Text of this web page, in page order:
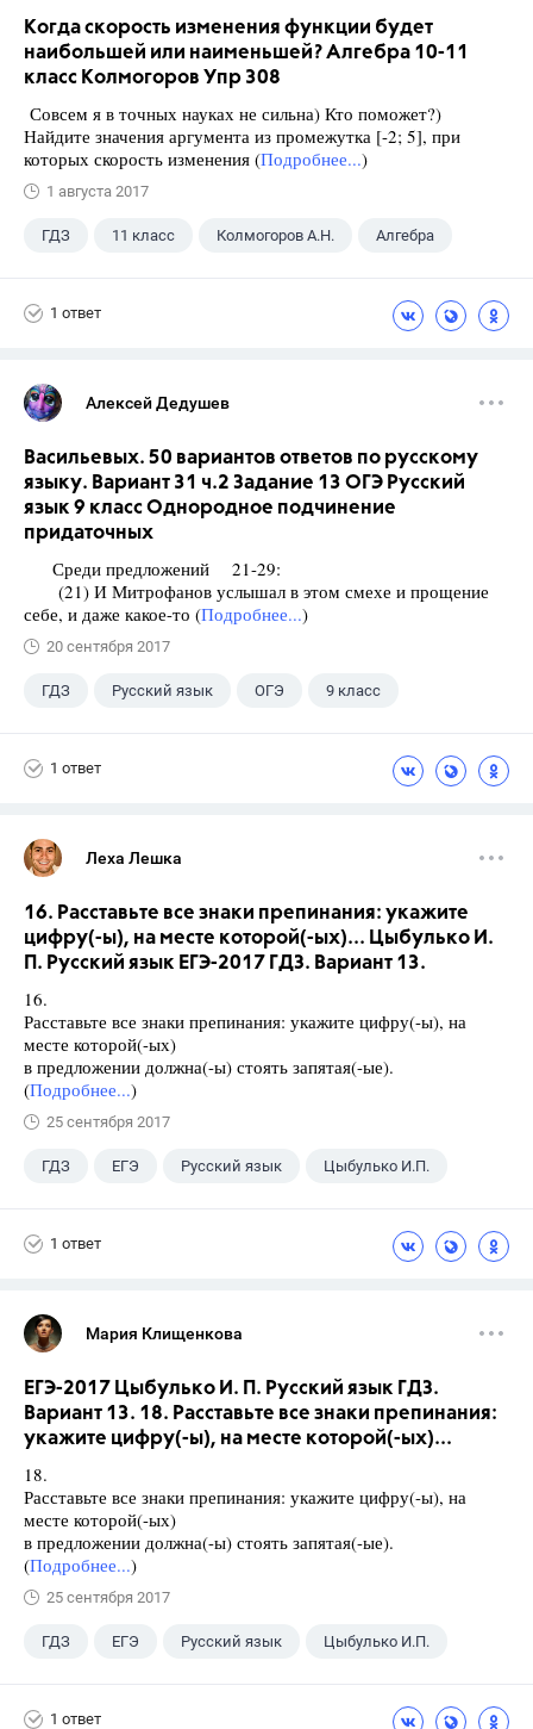
Когда скорость изменения функции будет
наибольшей или наименьшей? Алгебра 10-11
класс Колмогоров Упр 308
Совсем я в точных науках не сильна) Кто поможет?)
Найдите значения аргумента из промежутка [-2; 5], при
которых скорость изменения (Подробнее...)
1 августа 2017
ГДЗ 11 класс Колмогоров А.Н. Алгебра
1 ответ
Алексей Дедушев
Васильевых. 50 вариантов ответов по русскому
языку. Вариант 31 ч.2 Задание 13 ОГЭ Русский
язык 9 класс Однородное подчинение
придаточных
Среди предложений 21-29:
(21) И Митрофанов услышал в этом смехе и прощение
себе, и даже какое-то (Подробнее...)
20 сентября 2017
ГДЗ Русский язык ОГЭ 9 класс
1 ответ
Леха Лешка
16. Расставьте все знаки препинания: укажите
цифру(-ы), на месте которой(-ых)... Цыбулько И.
П. Русский язык ЕГЭ-2017 ГДЗ. Вариант 13.
16.
Расставьте все знаки препинания: укажите цифру(-ы), на
месте которой(-ых)
в предложении должна(-ы) стоять запятая(-ые).
(Подробнее...)
25 сентября 2017
ГДЗ ЕГЭ Русский язык Цыбулько И.П.
1 ответ
Мария Клищенкова
ЕГЭ-2017 Цыбулько И. П. Русский язык ГДЗ.
Вариант 13. 18. Расставьте все знаки препинания:
укажите цифру(-ы), на месте которой(-ых)...
18.
Расставьте все знаки препинания: укажите цифру(-ы), на
месте которой(-ых)
в предложении должна(-ы) стоять запятая(-ые).
(Подробнее...)
25 сентября 2017
ГДЗ ЕГЭ Русский язык Цыбулько И.П.
1 ответ